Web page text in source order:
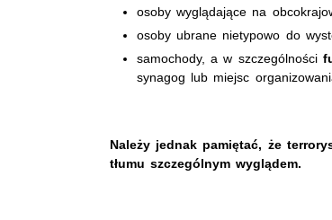
osoby wyglądające na
osoby ubrane nietypowo do
samochody, a w szczególności
synagog lub miejsc
Należy jednak pamiętać, że
tłumu szczególnym wyglądem.